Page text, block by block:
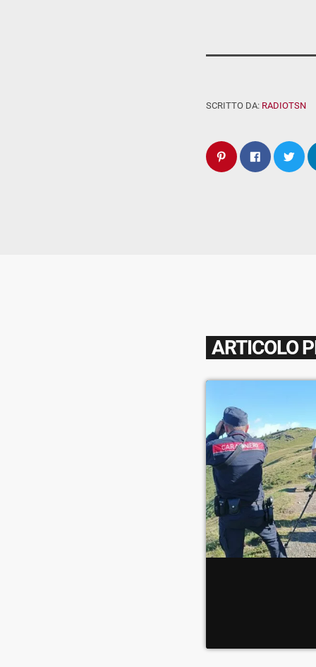
SCRITTO DA: RADIOTSN
ARTICOLO